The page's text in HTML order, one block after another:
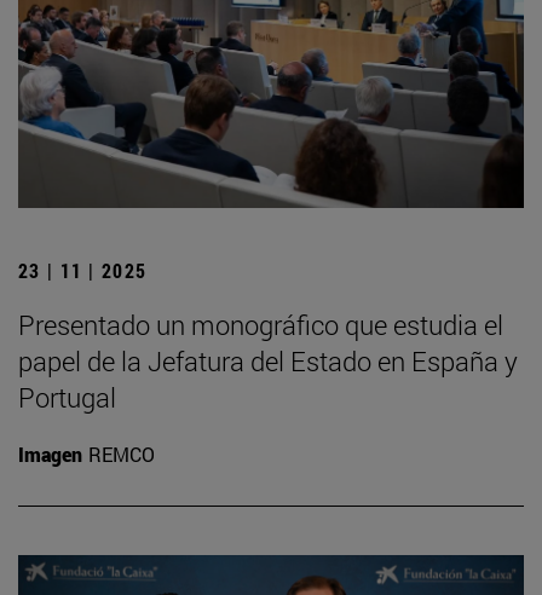
23 | 11 | 2025
Presentado un monográfico que estudia el
papel de la Jefatura del Estado en España y
Portugal
Imagen REMCO